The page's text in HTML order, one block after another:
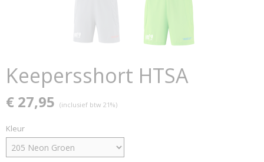
Keepersshort HTSA
€ 27,95 (inclusief btw 21%)
Kleur